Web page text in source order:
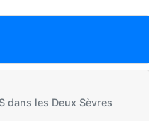
dans les Deux Sèvres